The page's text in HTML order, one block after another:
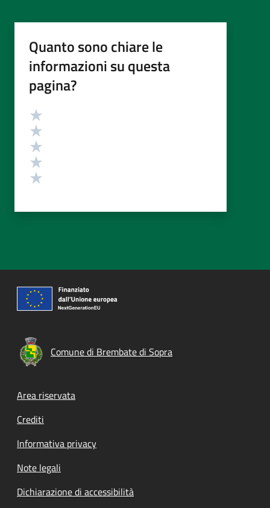
Quanto sono chiare le
informazioni su questa
pagina?
Valutazione
Comune di Brembate di Sopra
Footer menu
Area riservata
Crediti
Informativa privacy
Note legali
Dichiarazione di accessibilità